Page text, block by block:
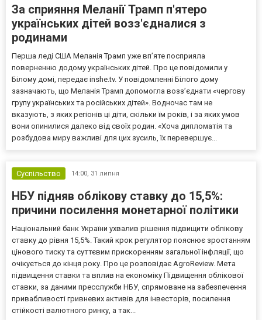
За сприяння Меланії Трамп п'ятеро
українських дітей возз'єдналися з
родинами
Перша леді США Меланія Трамп уже впʼяте посприяла
поверненню додому українських дітей. Про це повідомили у
Білому домі, передає inshe.tv. У повідомленні Білого дому
зазначають, що Меланія Трамп допомогла возз’єднати «чергову
групу українських та російських дітей». Водночас там не
вказують, з яких регіонів ці діти, скільки їм років, і за яких умов
вони опинилися далеко від своїх родин. «Хоча дипломатія та
розбудова миру важливі для цих зусиль, їх перевершує...
Суспільство 14:00, 31 липня
НБУ підняв облікову ставку до 15,5%:
причини посилення монетарної політики
Національний банк України ухвалив рішення підвищити облікову
ставку до рівня 15,5%. Такий крок регулятор пояснює зростанням
цінового тиску та суттєвим прискоренням загальної інфляції, що
очікується до кінця року. Про це розповідає AgroReview. Мета
підвищення ставки та вплив на економіку Підвищення облікової
ставки, за даними пресслужби НБУ, спрямоване на забезпечення
привабливості гривневих активів для інвесторів, посилення
стійкості валютного ринку, а так...